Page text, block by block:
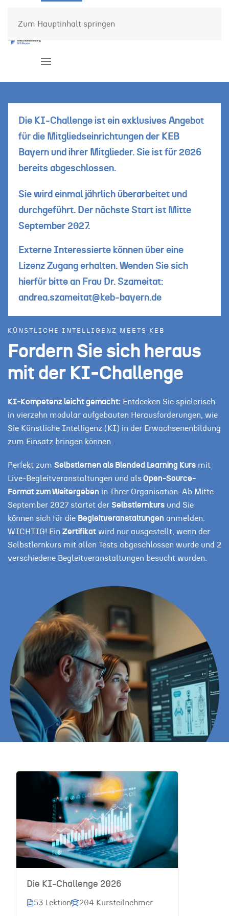
Zum Hauptinhalt springen
Startseite
Challenge
Die KI-Challenge ist ein exklusives Angebot
für die Mitgliedseinrichtungen der KEB
Bayern und ihrer Mitglieder. Sie ist für 2026
bereits abgeschlossen.
Sie wird einmal jährlich überarbeitet und
durchgeführt. Der nächste Start ist Mitte
September 2027.
Externe Interessierte können über eine
Lizenz Zugang erhalten. Wenden Sie sich
hierfür bitte an Frau Dr. Szameitat:
andrea.szameitat@keb-bayern.de
KÜNSTLICHE INTELLIGENZ MEETS KEB
Fordern Sie sich heraus
mit der KI-Challenge
KI-Kompetenz leicht gemacht: Entdecken Sie spielerisch
in vierzehn modular aufgebauten Herausforderungen, wie
Sie Künstliche Intelligenz (KI) in der Erwachsenenbildung
zum Einsatz bringen können.
Perfekt zum Selbstlernen als Blended Learning Kurs mit
Live-Begleitveranstaltungen und alsOpen-Source-
Format zum Weitergeben in Ihrer Organisation. Ab Mitte
September 2027 startet der Selbstlernkurs und Sie
können sich für die Begleitveranstaltungen anmelden.
WICHTIG! Ein Zertifikat wird nur ausgestellt, wenn der
Selbstlernkurs mit allen Tests abgeschlossen wurde und 2
verschiedene Begleitveranstaltungen besucht wurden.
Die KI-Challenge 2026
53 Lektion 204 Kursteilnehmer